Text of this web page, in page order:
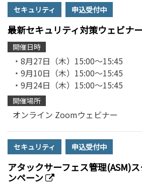
セキュリティ 申込受付中
最新セキュリティ対策ウェビナー
開催日時
・8月27日（木）15:00～15:45
・9月10日（木）15:00～15:45
・9月24日（木）15:00～15:45
開催場所
オンライン Zoomウェビナー
セキュリティ 申込受付中
アタックサーフェス管理(ASM)
ンペーン